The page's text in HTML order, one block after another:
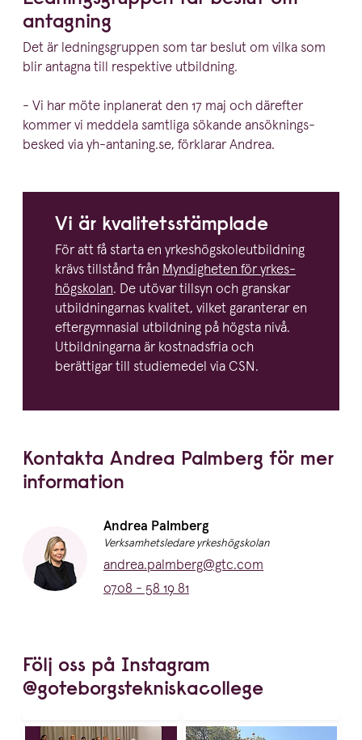
antagning
Det är lednings­gruppen som tar beslut om vilka som
blir antagna till respektive utbildning.
- Vi har möte inplanerat den 17 maj och därefter
kommer vi meddela samtliga sökande ansök­nings­
besked via yh​-antaning​.se, förklarar Andrea.
Vi är kvalitetsstämplade
För att få starta en yrkes­hög­sko­le­ut­bildning
krävs tillstånd från Myndigheten för yrkes­
högskolan. De utövar tillsyn och granskar
utbild­ning­arnas kvalitet, vilket garanterar en
efter­gym­nasial utbildning på högsta nivå.
Utbild­ningarna är kostnadsfria och
berättigar till studiemedel via CSN .
Kontakta Andrea Palmberg för mer
information
Namn:
Andrea Palmberg
Titel:
Verksamhetsledare yrkeshögskolan
E-post:
andrea.palmberg@gtc.com
Telefon:
0708 - 58 19 81
Följ oss på Instagram
@goteborgstekniskacollege